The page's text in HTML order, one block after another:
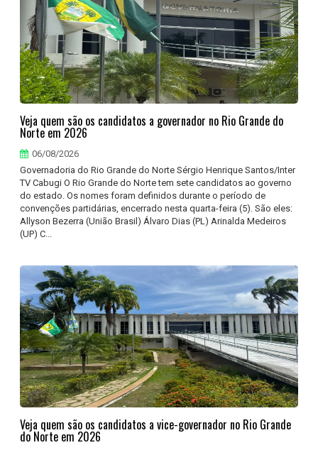
Veja quem são os candidatos a governador no Rio Grande do
Norte em 2026
06/08/2026
Governadoria do Rio Grande do Norte Sérgio Henrique Santos/Inter
TV Cabugi O Rio Grande do Norte tem sete candidatos ao governo
do estado. Os nomes foram definidos durante o período de
convenções partidárias, encerrado nesta quarta-feira (5). São eles:
Allyson Bezerra (União Brasil) Álvaro Dias (PL) Arinalda Medeiros
(UP) C...
Veja quem são os candidatos a vice-governador no Rio Grande
do Norte em 2026